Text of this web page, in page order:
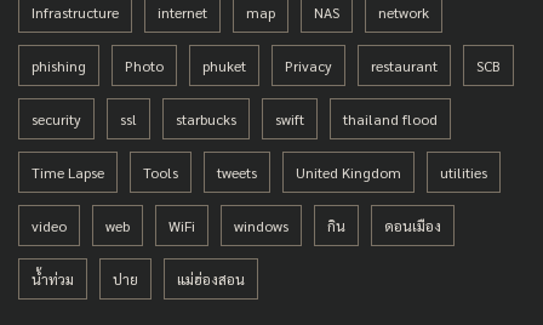
Infrastructure internet map NAS network
phishing Photo phuket Privacy restaurant SCB
security ssl starbucks swift thailand flood
Time Lapse Tools tweets United Kingdom utilities
video web WiFi windows กิน ดอนเมือง
น้ำท่วม ปาย แม่ฮ่องสอน